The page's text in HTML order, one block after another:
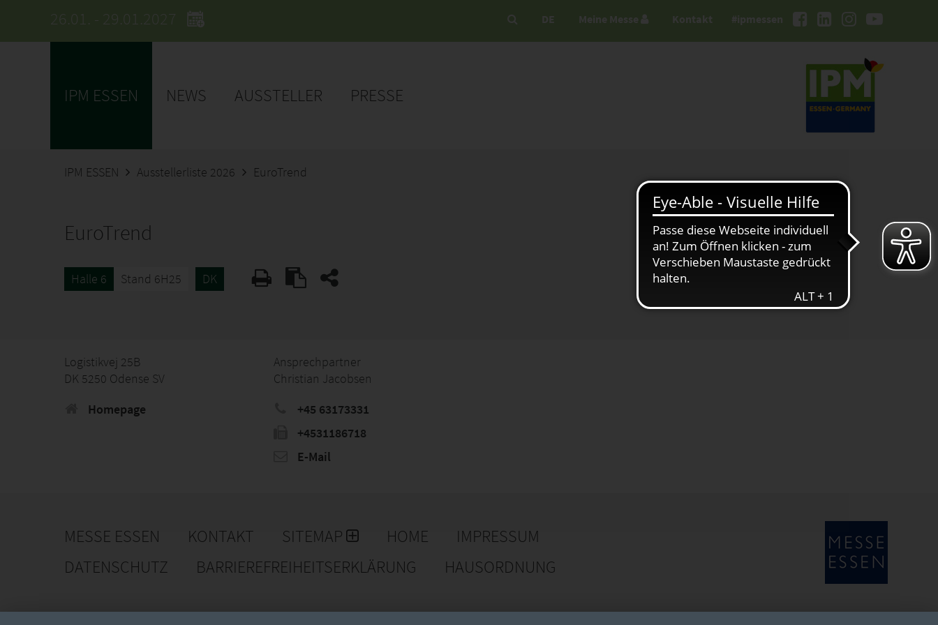
26.01. - 29.01.2027 #ipmessen
DE Meine Messe Kontakt
IPM ESSEN NEWS AUSSTELLER PRESSE
IPM ESSEN Ausstellerliste 2026 EuroTrend
EuroTrend
Halle 6 Stand 6H25 DK
Logistikvej 25B
DK 5250 Odense SV
Homepage
Ansprechpartner
Christian Jacobsen
+45 63173331
+4531186718
E-Mail
MESSE ESSEN KONTAKT SITEMAP HOME
IMPRESSUM
DATENSCHUTZ
BARRIEREFREIHEITSERKLÄRUNG HAUSORDNUNG